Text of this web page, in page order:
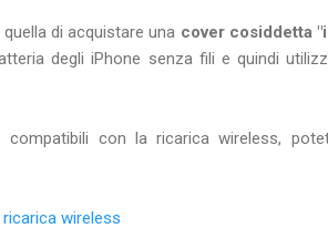
quella di acquistare una cover cosiddetta
degli iPhone senza fili e quindi
con la ricarica wireless,
wireless